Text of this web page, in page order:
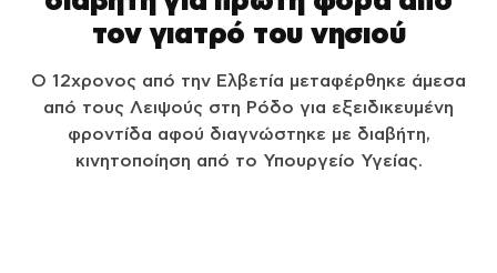
τον γιατρό του νησιού
Ο 12χρονος από την Ελβετία μεταφέρθηκε άμεσα
από τους Λειψούς στη Ρόδο για εξειδικευμένη
φροντίδα αφού διαγνώστηκε με διαβήτη,
κινητοποίηση από το Υπουργείο Υγείας.